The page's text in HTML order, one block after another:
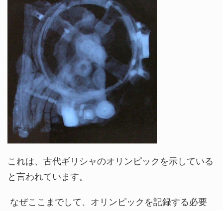
これは、古代ギリシャのオリンピックを示している
と言われています。
なぜここまでして、オリンピックを記録する必要